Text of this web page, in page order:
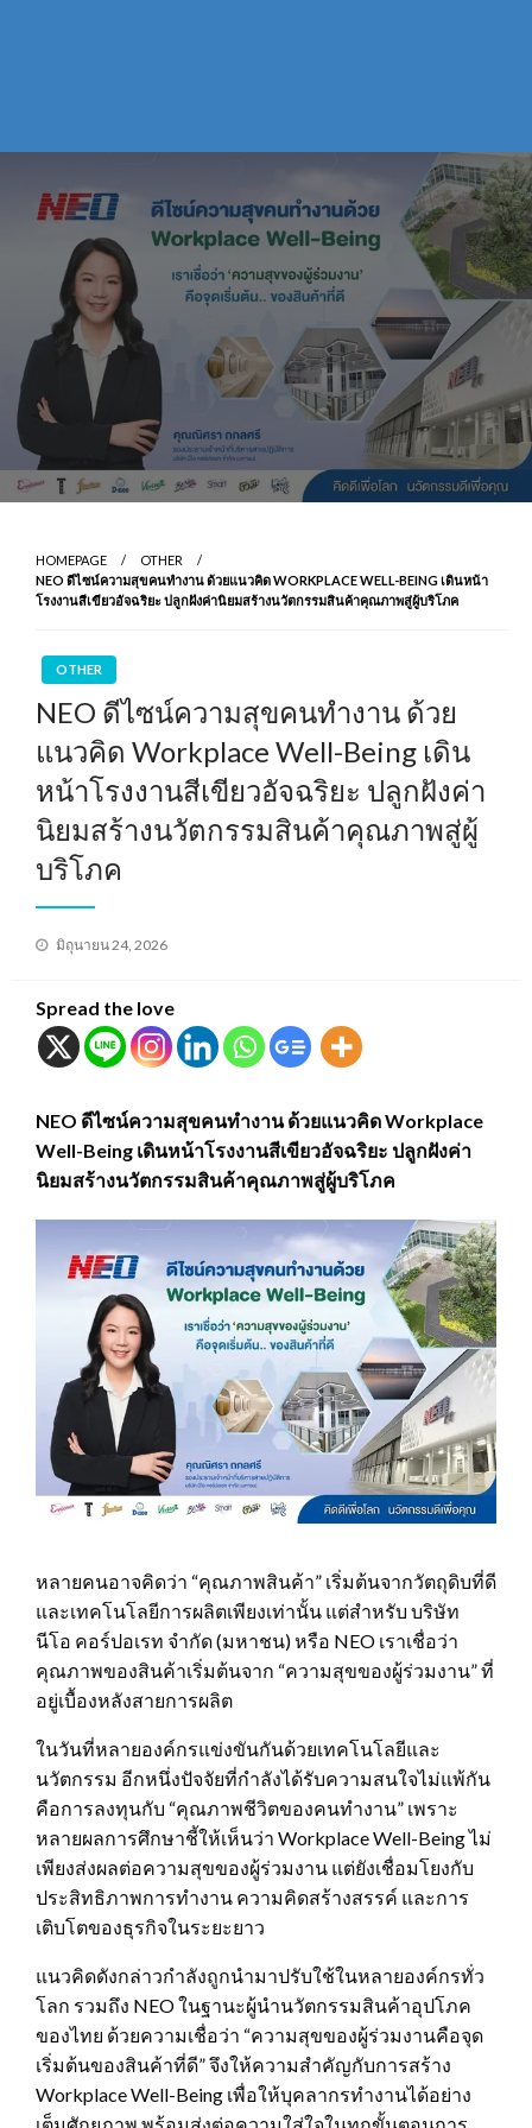
HOMEPAGE
OTHER
NEO ดีไซน์ความสุขคนทำงาน ด้วยแนวคิด WORKPLACE WELL-BEING เดินหน้า
โรงงานสีเขียวอัจฉริยะ ปลูกฝังค่านิยมสร้างนวัตกรรมสินค้าคุณภาพสู่ผู้บริโภค
OTHER
NEO ดีไซน์ความสุขคนทำงาน ด้วย
แนวคิด Workplace Well-Being เดิน
หน้าโรงงานสีเขียวอัจฉริยะ ปลูกฝังค่า
นิยมสร้างนวัตกรรมสินค้าคุณภาพสู่ผู้
บริโภค
Posted
มิถุนายน 24, 2026
Spread the love
NEO ดีไซน์ความสุขคนทำงาน ด้วยแนวคิด Workplace
Well-Being เดินหน้าโรงงานสีเขียวอัจฉริยะ ปลูกฝังค่า
นิยมสร้างนวัตกรรมสินค้าคุณภาพสู่ผู้บริโภค
หลายคนอาจคิดว่า “คุณภาพสินค้า” เริ่มต้นจากวัตถุดิบที่ดี
และเทคโนโลยีการผลิตเพียงเท่านั้น แต่สำหรับ บริษัท
นีโอ คอร์ปอเรท จำกัด (มหาชน) หรือ NEO เราเชื่อว่า
คุณภาพของสินค้าเริ่มต้นจาก “ความสุขของผู้ร่วมงาน” ที่
อยู่เบื้องหลังสายการผลิต
ในวันที่หลายองค์กรแข่งขันกันด้วยเทคโนโลยีและ
นวัตกรรม อีกหนึ่งปัจจัยที่กำลังได้รับความสนใจไม่แพ้กัน
คือการลงทุนกับ “คุณภาพชีวิตของคนทำงาน” เพราะ
หลายผลการศึกษาชี้ให้เห็นว่า Workplace Well-Being ไม่
เพียงส่งผลต่อความสุขของผู้ร่วมงาน แต่ยังเชื่อมโยงกับ
ประสิทธิภาพการทำงาน ความคิดสร้างสรรค์ และการ
เติบโตของธุรกิจในระยะยาว
แนวคิดดังกล่าวกำลังถูกนำมาปรับใช้ในหลายองค์กรทั่ว
โลก รวมถึง NEO ในฐานะผู้นำนวัตกรรมสินค้าอุปโภค
ของไทย ด้วยความเชื่อว่า “ความสุขของผู้ร่วมงานคือจุด
เริ่มต้นของสินค้าที่ดี” จึงให้ความสำคัญกับการสร้าง
Workplace Well-Being เพื่อให้บุคลากรทำงานได้อย่าง
เต็มศักยภาพ พร้อมส่งต่อความใส่ใจในทุกขั้นตอนการ